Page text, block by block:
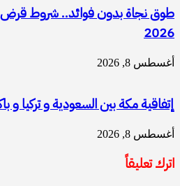
طوق نجاة بدون فوائد.. شروط قرض
2026
أغسطس 8, 2026
إتفاقية مكة بين السعودية و تركيا
أغسطس 8, 2026
اترك تعليقاً